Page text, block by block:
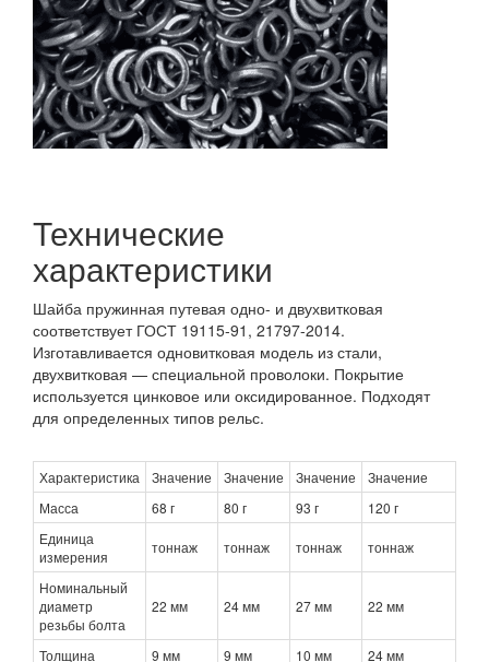
Технические
характеристики
Шайба пружинная путевая одно- и двухвитковая
соответствует ГОСТ 19115-91, 21797-2014.
Изготавливается одновитковая модель из стали,
двухвитковая — специальной проволоки. Покрытие
используется цинковое или оксидированное. Подходят
для определенных типов рельс.
Характеристика Значение Значение Значение
Значение
Масса
68 г 80 г 93 г
120 г
Единица
измерения
тоннаж тоннаж тоннаж тоннаж
Номинальный
диаметр
резьбы болта
22 мм 24 мм 27 мм 22 мм
Толщина 9 мм 9 мм 10 мм 24 мм